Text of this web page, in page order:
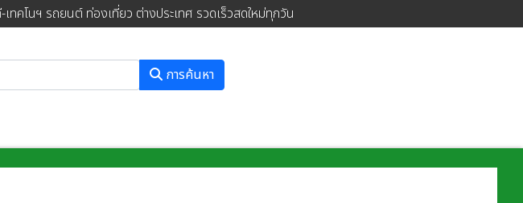
คโนฯ รถยนต์ ท่องเที่ยว ต่างประเทศ รวดเร็วสดใหม่ทุกวัน
การค้นหา